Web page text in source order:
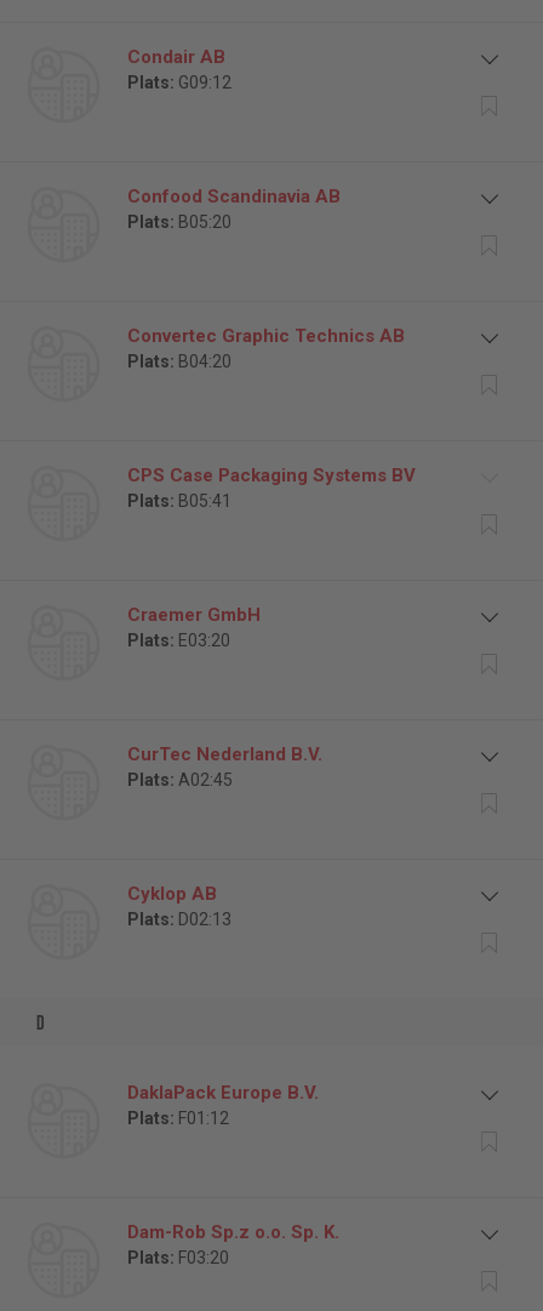
Condair AB
Plats: G09:12
Confood Scandinavia AB
Plats: B05:20
Convertec Graphic Technics AB
Plats: B04:20
CPS Case Packaging Systems BV
Plats: B05:41
Craemer GmbH
Plats: E03:20
CurTec Nederland B.V.
Plats: A02:45
Cyklop AB
Plats: D02:13
d
DaklaPack Europe B.V.
Plats: F01:12
Dam-Rob Sp.z o.o. Sp. K.
Plats: F03:20